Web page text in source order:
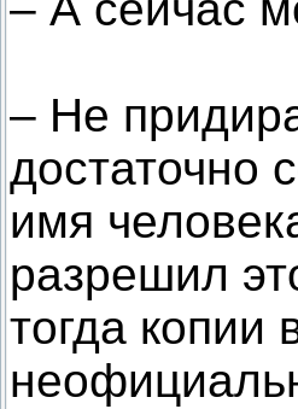
– Не
достаточно
имя
разрешил
тогда копии